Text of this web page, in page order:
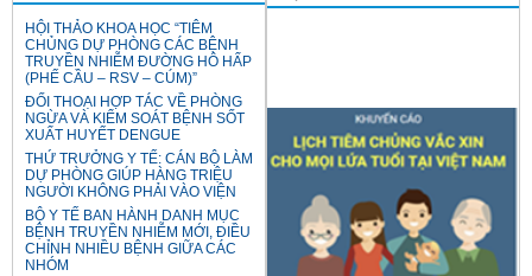
HỘI THẢO KHOA HỌC “TIÊM
CHỦNG DỰ PHÒNG CÁC BỆNH
TRUYỀN NHIỄM ĐƯỜNG HÔ HẤP
(PHẾ CẦU – RSV – CÚM)”
ĐỐI THOẠI HỢP TÁC VỀ PHÒNG
NGỪA VÀ KIỂM SOÁT BỆNH SỐT
XUẤT HUYẾT DENGUE
THỨ TRƯỞNG Y TẾ: CÁN BỘ LÀM
DỰ PHÒNG GIÚP HÀNG TRIỆU
NGƯỜI KHÔNG PHẢI VÀO VIỆN
BỘ Y TẾ BAN HÀNH DANH MỤC
BỆNH TRUYỀN NHIỄM MỚI, ĐIỀU
CHỈNH NHIỀU BỆNH GIỮA CÁC
NHÓM